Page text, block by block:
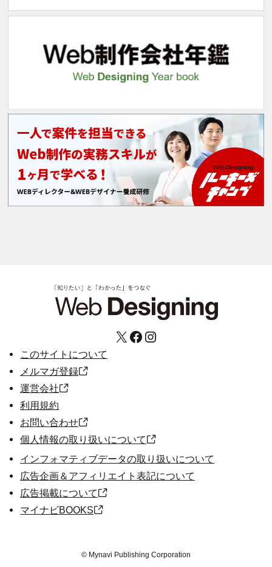
X Facebook Instagram
このサイトについて
メルマガ登録
運営会社
利用規約
お問い合わせ
個人情報の取り扱いについて
インフォマティブデータの取り扱いについて
広告企画＆アフィリエイト表記について
広告掲載について
マイナビBOOKS
© Mynavi Publishing Corporation